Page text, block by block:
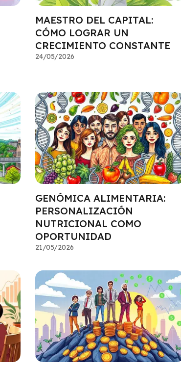
MAESTRO DEL CAPITAL:
CÓMO LOGRAR UN
CRECIMIENTO CONSTANTE
24/05/2026
GENÓMICA ALIMENTARIA:
PERSONALIZACIÓN
NUTRICIONAL COMO
OPORTUNIDAD
21/05/2026